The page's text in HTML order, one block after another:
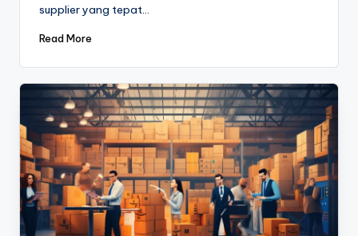
supplier yang tepat…
Read More